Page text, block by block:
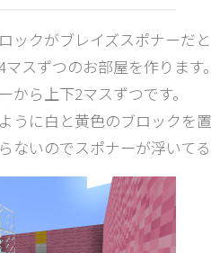
ックがブレイズスポナーだと
スずつのお部屋を作ります。
から上下2マスずつです。
うに白と黄色のブロックを
ないのでスポナーが浮いてる